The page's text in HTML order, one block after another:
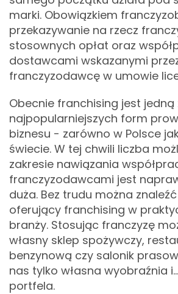
marki. Obowiązkiem
przekazywanie na rzecz
stosownych opłat oraz
dostawcami wskazanymi
franczyzodawcę w umowie
Obecnie franchising jest jedną
najpopularniejszych form
biznesu - zarówno w Polsce
świecie. W tej chwili liczba
zakresie nawiązania
franczyzodawcami jest
duża. Bez trudu można
oferujący franchising w
branży. Stosując franczyzę
własny sklep spożywczy,
benzynową czy salonik
nas tylko własna wyobraźnia
portfela.